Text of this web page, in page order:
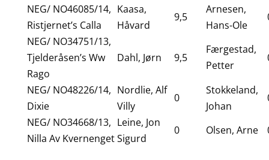
NEG/ NO46085/14,
Ristjernet’s Calla
Kaasa,
Håvard
9,5
Arnesen,
Hans-Ole
NEG/ NO34751/13,
Tjelderåsen’s Ww
Rago
Dahl, Jørn 9,5
Færgestad,
Petter
NEG/ NO48226/14,
Dixie
Nordlie, Alf
Villy
0
Stokkeland,
Johan
NEG/ NO34668/13,
Nilla Av Kvernenget
Leine, Jon
Sigurd
0 Olsen, Arne